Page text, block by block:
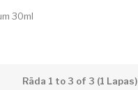
30ml
Rāda 1 to 3 of 3 (1 Lapas)